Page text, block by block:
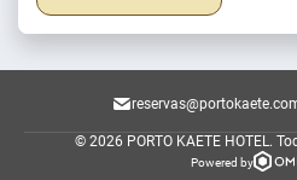
© 2026 PORTO KAETE HOTEL.
Powered by